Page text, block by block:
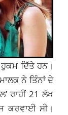
ਦਿੱਤੇ ਹਨ।
ਨੇ ਤਿੰਨਾਂ ਦੇ
ਰਾਹੀਂ 21 ਲੱਖ
ਕਰਵਾਈ ਸੀ।